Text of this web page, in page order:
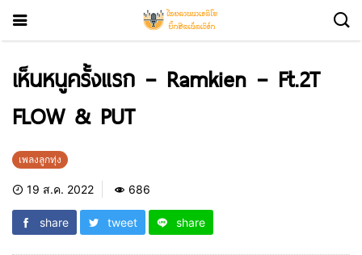
เห็นหนูครั้งแรก – Ramkien – Ft.2T
FLOW & PUT
เพลงลูกทุ่ง
19 ส.ค. 2022 686
share tweet share